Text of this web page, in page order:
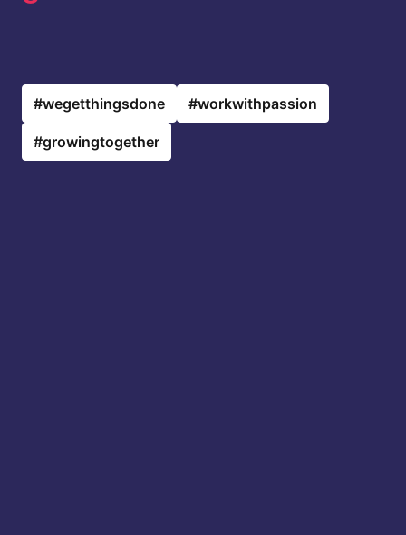
#wegetthingsdone #workwithpassion
#growingtogether